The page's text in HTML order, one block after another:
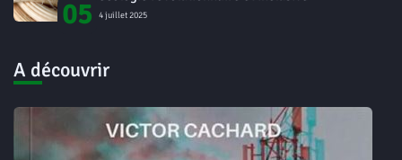
05 4 juillet 2025
A découvrir